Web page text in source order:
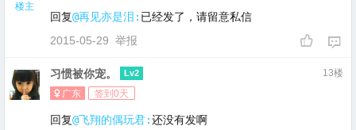
楼主
回复@再见亦是泪: 已经发了，请留意私信
2015-05-29 举报
习惯被你宠。 Lv2
广东 签到0天
回复@飞翔的偶玩君:还没有发啊
13楼